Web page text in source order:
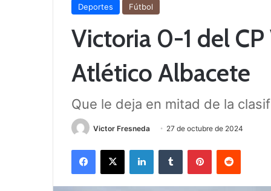
Deportes Fútbol
Victoria 0-1 del
Atlético Albacete
Que le deja en mitad de la
Victor Fresneda 27 de octubre de 2024